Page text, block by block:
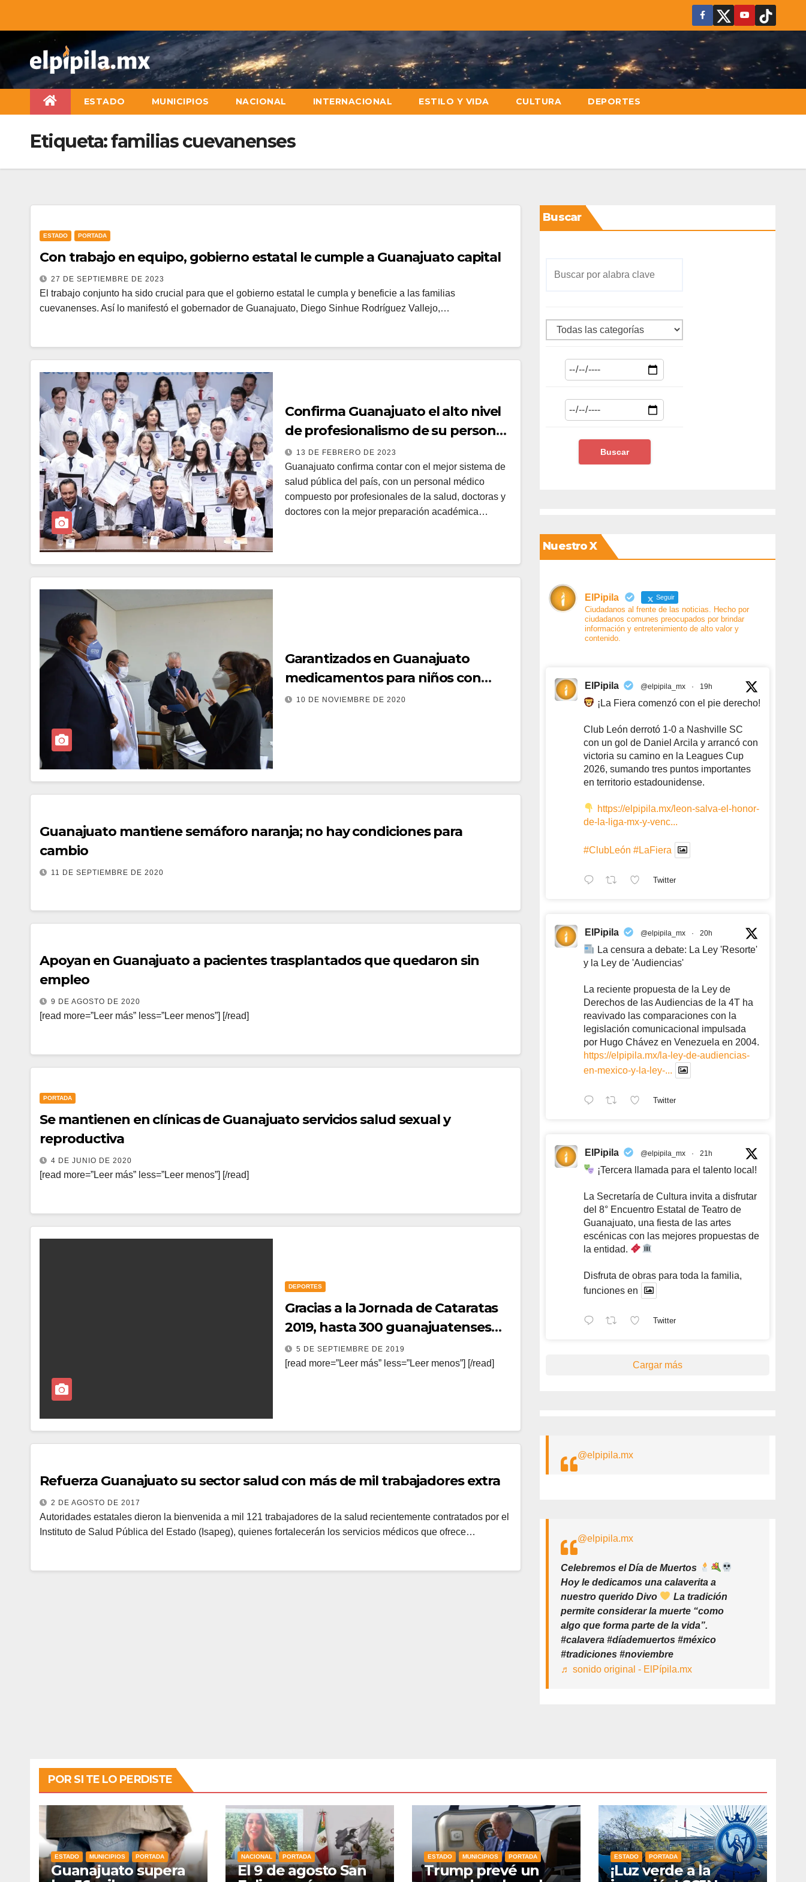
ESTADO MUNICIPIOS NACIONAL INTERNACIONAL ESTILO Y VIDA CULTURA DEPORTES
Etiqueta:familias cuevanenses
ESTADO PORTADA
Con trabajo en equipo, gobierno estatal le cumple a Guanajuato capital
27 DE SEPTIEMBRE DE 2023
El trabajo conjunto ha sido crucial para que el gobierno estatal le cumpla y beneficie a las familias
cuevanenses. Así lo manifestó el gobernador de Guanajuato, Diego Sinhue Rodríguez Vallejo,…
Confirma Guanajuato el alto nivel
de profesionalismo de su personal
médico
13 DE FEBRERO DE 2023
Guanajuato confirma contar con el mejor sistema de
salud pública del país, con un personal médico
compuesto por profesionales de la salud, doctoras y
doctores con la mejor preparación académica…
Garantizados en Guanajuato
medicamentos para niños con
cáncer
10 DE NOVIEMBRE DE 2020
Guanajuato mantiene semáforo naranja; no hay condiciones para
cambio
11 DE SEPTIEMBRE DE 2020
Apoyan en Guanajuato a pacientes trasplantados que quedaron sin
empleo
9 DE AGOSTO DE 2020
[read more=”Leer más” less=”Leer menos”] [/read]
PORTADA
Se mantienen en clínicas de Guanajuato servicios salud sexual y
reproductiva
4 DE JUNIO DE 2020
[read more=”Leer más” less=”Leer menos”] [/read]
DEPORTES
Gracias a la Jornada de Cataratas
2019, hasta 300 guanajuatenses
recuperan la vista
5 DE SEPTIEMBRE DE 2019
[read more=”Leer más” less=”Leer menos”] [/read]
Refuerza Guanajuato su sector salud con más de mil trabajadores extra
2 DE AGOSTO DE 2017
Autoridades estatales dieron la bienvenida a mil 121 trabajadores de la salud recientemente contratados por el
Instituto de Salud Pública del Estado (Isapeg), quienes fortalecerán los servicios médicos que ofrece…
Buscar
Nuestro X
ElPipila Seguir
Ciudadanos al frente de las noticias. Hecho por
ciudadanos comunes preocupados por brindar
información y entretenimiento de alto valor y
contenido.
ElPipila @elpipila_mx · 19h
¡La Fiera comenzó con el pie derecho!
Club León derrotó 1-0 a Nashville SC
con un gol de Daniel Arcila y arrancó con
victoria su camino en la Leagues Cup
2026, sumando tres puntos importantes
en territorio estadounidense.
https://elpipila.mx/leon-salva-el-honor-
de-la-liga-mx-y-venc...
#ClubLeón #LaFiera
Twitter
ElPipila @elpipila_mx · 20h
La censura a debate: La Ley 'Resorte'
y la Ley de 'Audiencias'
La reciente propuesta de la Ley de
Derechos de las Audiencias de la 4T ha
reavivado las comparaciones con la
legislación comunicacional impulsada
por Hugo Chávez en Venezuela en 2004.
https://elpipila.mx/la-ley-de-audiencias-
en-mexico-y-la-ley-...
Twitter
ElPipila @elpipila_mx · 21h
¡Tercera llamada para el talento local!
La Secretaría de Cultura invita a disfrutar
del 8° Encuentro Estatal de Teatro de
Guanajuato, una fiesta de las artes
escénicas con las mejores propuestas de
la entidad.
Disfruta de obras para toda la familia,
funciones en
Twitter
Cargar más
@elpipila.mx
@elpipila.mx
Celebremos el Día de Muertos
Hoy le dedicamos una calaverita a
nuestro querido Divo
La tradición
permite considerar la muerte “como
algo que forma parte de la vida”.
#calavera #díademuertos #méxico
#tradiciones #noviembre
♬ sonido original - ElPípila.mx
POR SI TE LO PERDISTE
ESTADO MUNICIPIOS PORTADA
Guanajuato supera
NACIONAL PORTADA
El 9 de agosto San
ESTADO MUNICIPIOS PORTADA
Trump prevé un
ESTADO PORTADA
¡Luz verde a la